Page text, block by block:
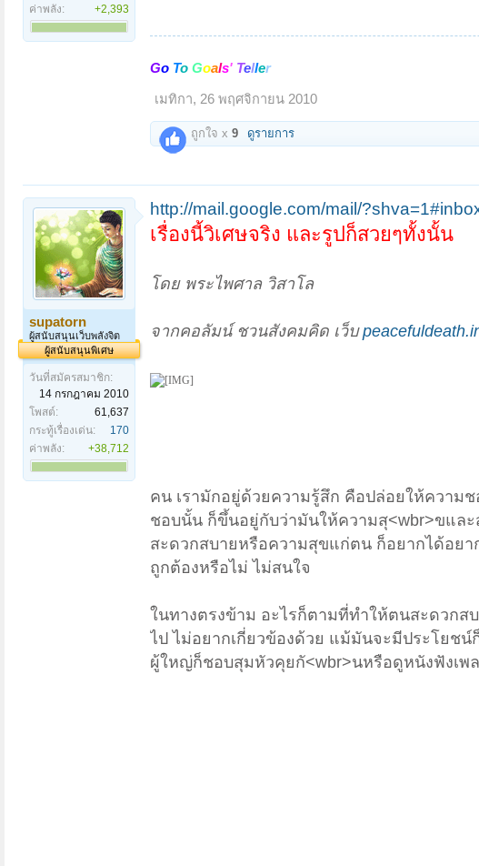
ค่าพลัง:
+2,393
Go To Goals' Teller
เมทิกา, 26 พฤศจิกายน 2010
ถูกใจ x 9 ดูรายการ
supatorn
ผู้สนับสนุนเว็บพลังจิต
ผู้สนับสนุนพิเศษ
วันที่สมัครสมาชิก:
14 กรกฎาคม 2010
โพสต์:
61,637
กระทู้เรื่องเด่น:
170
ค่าพลัง:
+38,712
http://mail.google.com/mail/
เรื่องนี้วิเศษจริง และรูปก็สวยๆทั้งนั้น
โดย พระไพศาล วิสาโล
จากคอลัมน์ ชวนสังคมคิด เว็บ
คน เรามักอยู่ด้วยความรู้สึก คือปล่อยให้ความ
ชอบนั้น ก็ขึ้นอยู่กับว่ามันให้ความสุ<wbr>ขแล
สะดวกสบายหรือความสุขแก่ตน ก็อยากได้อยา
ถูกต้องหรือไม่ ไม่สนใจ
ในทางตรงข้าม อะไรก็ตามที่ทำให้ตนสะดวกส
ไป ไม่อยากเกี่ยวข้องด้วย แม้มันจะมีประโยชน์
ผู้ใหญ่ก็ชอบสุมหัวคุยกั<wbr>นหรือดูหนังฟังเพ